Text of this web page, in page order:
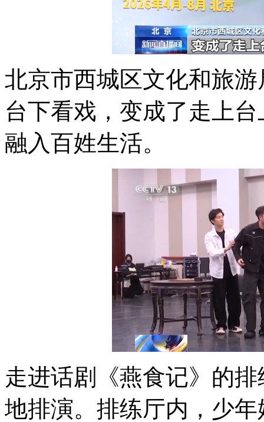
北京市西城区文化和旅
台下看戏，变成了走上
融入百姓生活。
走进话剧《燕食记》的
地排演。排练厅内，少